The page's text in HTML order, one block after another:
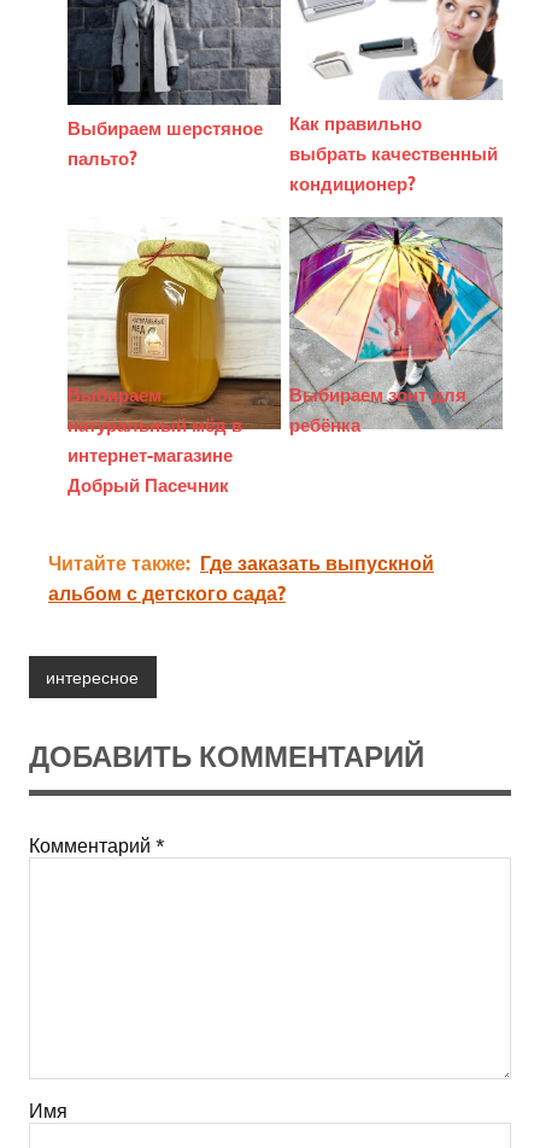
Выбираем шерстяное
пальто?
Как правильно
выбрать качественный
кондиционер?
Выбираем
натуральный мёд в
интернет-магазине
Добрый Пасечник
Выбираем зонт для
ребёнка
Читайте также: Где заказать выпускной
альбом с детского сада?
интересное
ДОБАВИТЬ КОММЕНТАРИЙ
Комментарий *
Имя